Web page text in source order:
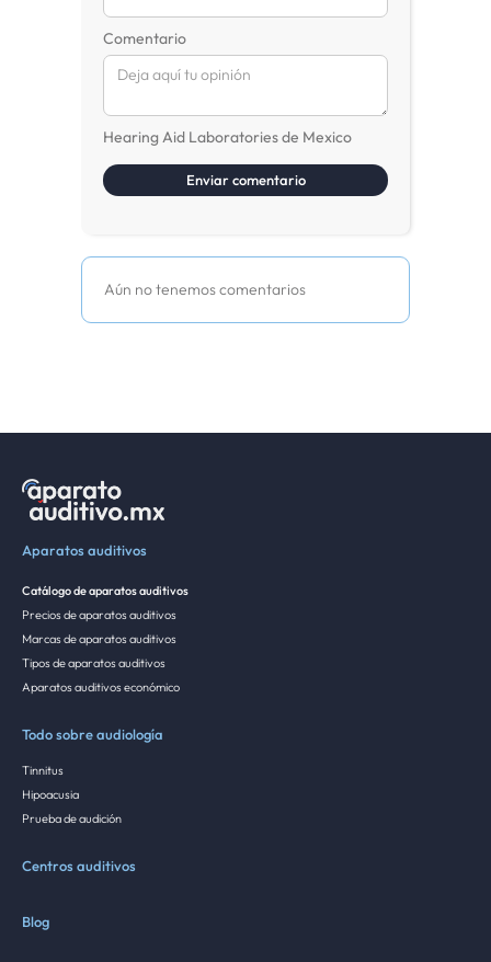
Comentario
Hearing Aid Laboratories de Mexico
Aún no tenemos comentarios
Aparatos auditivos
Catálogo de aparatos auditivos
Precios de aparatos auditivos
Marcas de aparatos auditivos
Tipos de aparatos auditivos
Aparatos auditivos económico
Todo sobre audiología
Tinnitus
Hipoacusia
Prueba de audición
Centros auditivos
Blog